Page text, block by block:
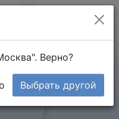
Верно?
Выбрать другой